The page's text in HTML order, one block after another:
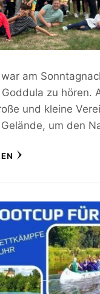
war am
zu hören.
und kleine
um den